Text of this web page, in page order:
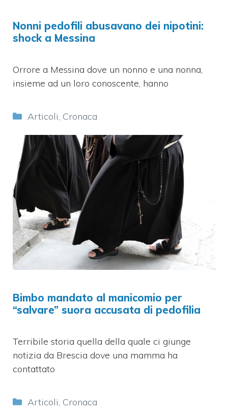
Nonni pedofili abusavano dei nipotini:
shock a Messina
Orrore a Messina dove un nonno e una nonna,
insieme ad un loro conoscente, hanno
Categorie
Articoli, Cronaca
Bimbo mandato al manicomio per
“salvare” suora accusata di pedofilia
Terribile storia quella della quale ci giunge
notizia da Brescia dove una mamma ha
contattato
Categorie
Articoli, Cronaca